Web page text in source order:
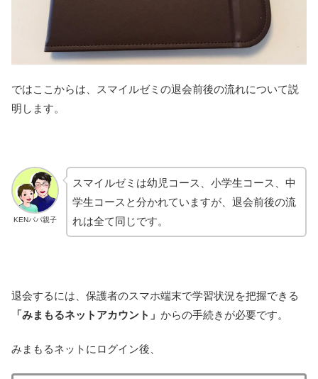
ではここからは、スマイルゼミの退会前後の流れについて説
明します。
KENパパ親子
スマイルゼミは幼児コース、小学生コース、中
学生コースと分かれていますが、退会前後の流
れは全て同じです。
退会するには、保護者のスマホ端末で学習状況を把握できる
「みまもるネットアカウント」 からの手続きが必要です。
みまもるネットにログイン後、